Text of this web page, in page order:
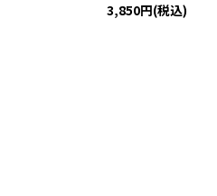
3,850円(税込)